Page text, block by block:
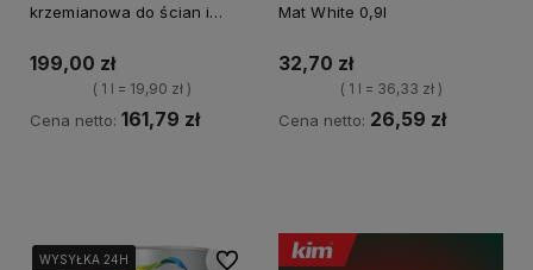
krzemianowa do ścian i
199,00 zł
( 1 l = 19,90 zł )
Cena netto: 161,79 zł
Mat White 0,9l
32,70 zł
( 1 l = 36,33 zł )
Cena netto: 26,59 zł
WYSYŁKA 24H
WYSYŁKA 24H
WYSYŁKA 24H Do ulubionych